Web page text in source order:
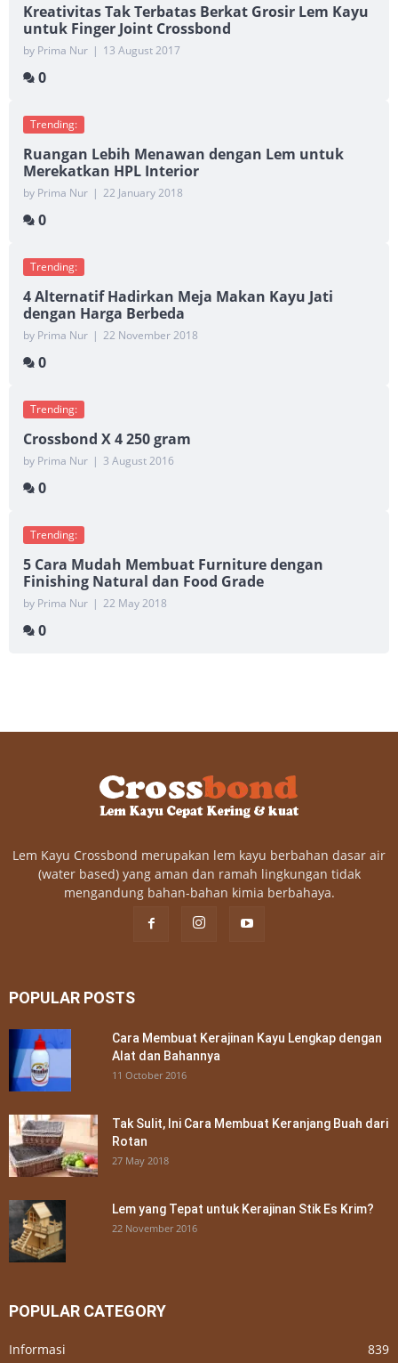
Kreativitas Tak Terbatas Berkat Grosir Lem Kayu
untuk Finger Joint Crossbond
by Prima Nur | 13 August 2017
0
Trending:
Ruangan Lebih Menawan dengan Lem untuk
Merekatkan HPL Interior
by Prima Nur | 22 January 2018
0
Trending:
4 Alternatif Hadirkan Meja Makan Kayu Jati
dengan Harga Berbeda
by Prima Nur | 22 November 2018
0
Trending:
Crossbond X 4 250 gram
by Prima Nur | 3 August 2016
0
Trending:
5 Cara Mudah Membuat Furniture dengan
Finishing Natural dan Food Grade
by Prima Nur | 22 May 2018
0
Lem Kayu Crossbond merupakan lem kayu berbahan dasar air
(water based) yang aman dan ramah lingkungan tidak
mengandung bahan-bahan kimia berbahaya.
POPULAR POSTS
Cara Membuat Kerajinan Kayu Lengkap dengan
Alat dan Bahannya
11 October 2016
Tak Sulit, Ini Cara Membuat Keranjang Buah dari
Rotan
27 May 2018
Lem yang Tepat untuk Kerajinan Stik Es Krim?
22 November 2016
POPULAR CATEGORY
Informasi 839